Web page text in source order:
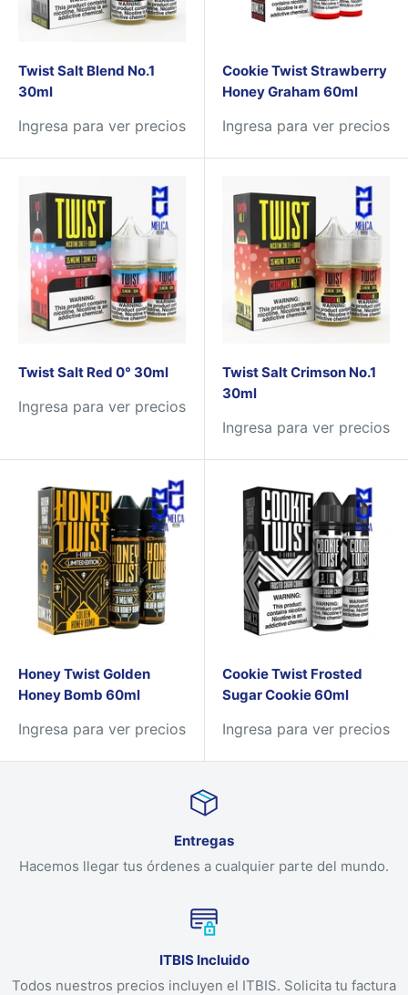
Twist Salt Blend No.1
30ml
Ingresa para ver precios
Cookie Twist Strawberry
Honey Graham 60ml
Ingresa para ver precios
Twist Salt Red 0° 30ml
Ingresa para ver precios
Twist Salt Crimson No.1
30ml
Ingresa para ver precios
Honey Twist Golden
Honey Bomb 60ml
Ingresa para ver precios
Cookie Twist Frosted
Sugar Cookie 60ml
Ingresa para ver precios
Entregas
Hacemos llegar tus órdenes a cualquier parte del mundo.
ITBIS Incluido
Todos nuestros precios incluyen el ITBIS. Solicita tu factura